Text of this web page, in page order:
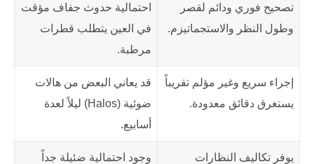
تصحيح فوري ودائم لقصر
وطول النظر والاستجماتيزم.
احتمالية حدوث جفاف مؤقت
في العين يتطلب قطرات
مرطبة.
إجراء سريع وغير مؤلم تقريباً
يستغرق دقائق معدودة.
قد يعاني البعض من هالات
ضوئية (Halos) ليلاً لعدة
أسابيع.
يوفر تكاليف النظارات
وجود احتمالية ضئيلة جداً